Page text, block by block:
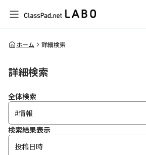
全体検索
ホーム 詳細検索
詳細検索
全体検索
検索結果表示
投稿日時